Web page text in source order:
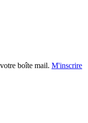
boîte mail. M'inscrire